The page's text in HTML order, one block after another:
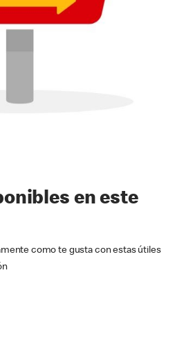
en este
como te gusta con estas útiles